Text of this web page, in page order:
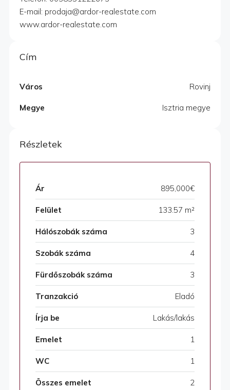
E-mail: prodaja@ardor-realestate.com
www.ardor-realestate.com
Cím
Város Rovinj
Megye Isztria megye
Részletek
Ár 895,000€
Felület 133.57 m²
Hálószobák száma 3
Szobák száma 4
Fürdőszobák száma 3
Tranzakció Eladó
Írja be Lakás/lakás
Emelet 1
WC 1
Összes emelet 2